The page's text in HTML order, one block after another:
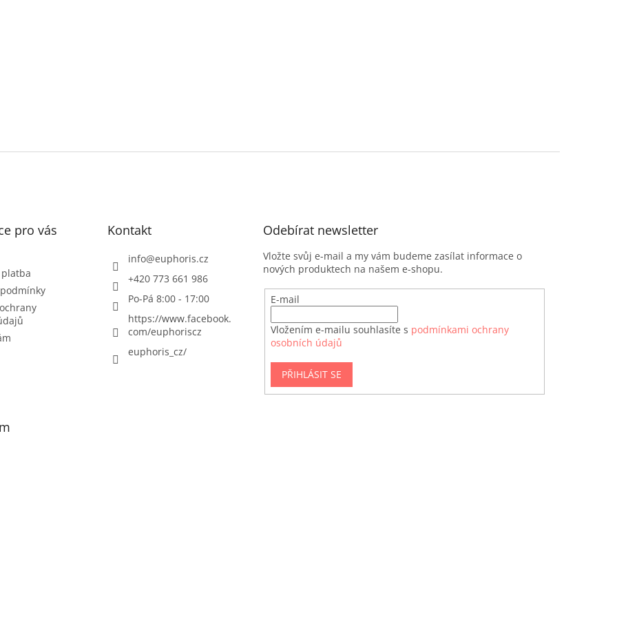
pro vás Kontakt
info@euphoris.cz
+420 773 661 986
Po-Pá 8:00 - 17:00
https://www.facebook.
com/euphoriscz
euphoris_cz/
Odebírat newsletter
Vložte svůj e-mail a my vám budeme zasílat informace o
nových produktech na našem e-shopu.
E-mail
Vložením e-mailu souhlasíte s podmínkami ochrany
osobních údajů
PŘIHLÁSIT SE